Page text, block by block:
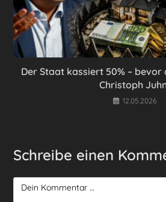
Der Staat kassiert 50% – bevor
Christoph
12.05.2026
Schreibe einen
Kommentar